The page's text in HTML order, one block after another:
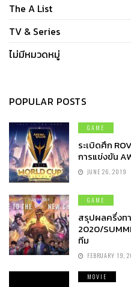
The A List
TV & Series
ไม่มีหมวดหมู่
POPULAR POSTS
GAME
ระเบิดศึก
การแข่งขัน
JUNE 26, 2019
GAME
สรุปผลครึ่งทา
2020/
ทีม
FEBRUARY 19,
MOVIE